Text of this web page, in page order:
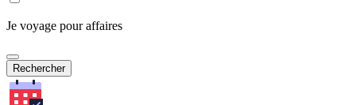
Je voyage pour affaires
Rechercher